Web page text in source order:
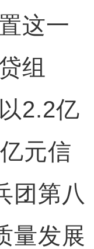
这一
组
2.2亿
元信
团第八
量发展